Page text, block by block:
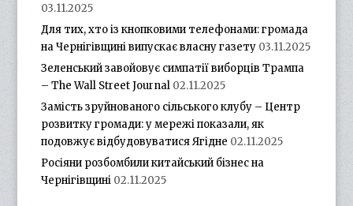
03.11.2025
Для тих, хто із кнопковими телефонами: громада
на Чернігівщині випускає власну газету 03.11.2025
Зеленський завойовує симпатії виборців Трампа
– The Wall Street Journal 02.11.2025
Замість зруйнованого сільського клубу – Центр
розвитку громади: у мережі показали, як
подовжує відбудовуватися Ягідне 02.11.2025
Росіяни розбомбили китайський бізнес на
Чернігівщині 02.11.2025